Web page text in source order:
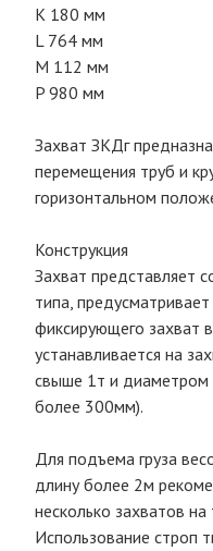
K 180 мм
L 764 мм
M 112 мм
P 980 мм
Захват ЗКДг
перемещения труб и
горизонтальном
Конструкция
Захват представляет
типа,
фиксирующего захват
устанавливается на
свыше 1т и диаметром
более 300мм).
Для подъема груза
длину более 2м
несколько захватов
Использование строп